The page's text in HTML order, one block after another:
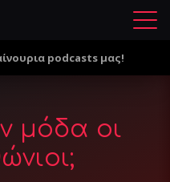
Μ
ο
podcasts μας!
μόδα οι